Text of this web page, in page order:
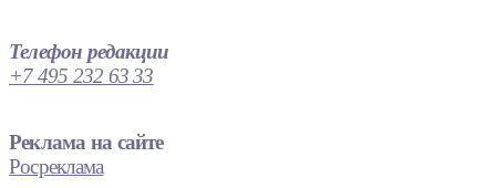
Телефон редакции
+7 495 232 63 33
Реклама на сайте
Росреклама